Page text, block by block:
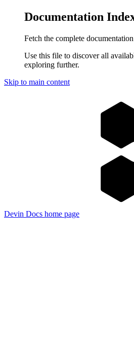
Documentation
Fetch the complete
Use this file to discover all
exploring further.
Skip to main content
Devin Docs home page